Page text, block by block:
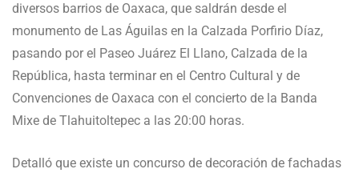
diversos barrios de Oaxaca, que saldrán desde el
monumento de Las Águilas en la Calzada Porfirio Díaz,
pasando por el Paseo Juárez El Llano, Calzada de la
República, hasta terminar en el Centro Cultural y de
Convenciones de Oaxaca con el concierto de la Banda
Mixe de Tlahuitoltepec a las 20:00 horas.
Detalló que existe un concurso de decoración de fachadas